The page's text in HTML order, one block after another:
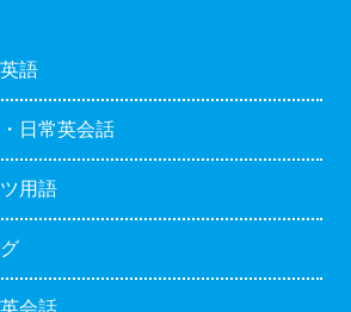
語
日常英会話
用語
会話